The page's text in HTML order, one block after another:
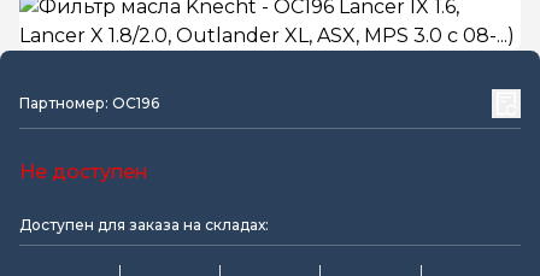
Партномер: OC196
Не доступен
Доступен для заказа на складах: